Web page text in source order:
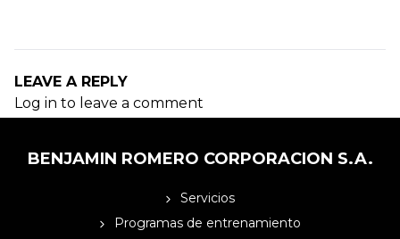
LEAVE A REPLY
Log in to leave a comment
BENJAMIN ROMERO CORPORACION S.A.
Servicios
Programas de entrenamiento